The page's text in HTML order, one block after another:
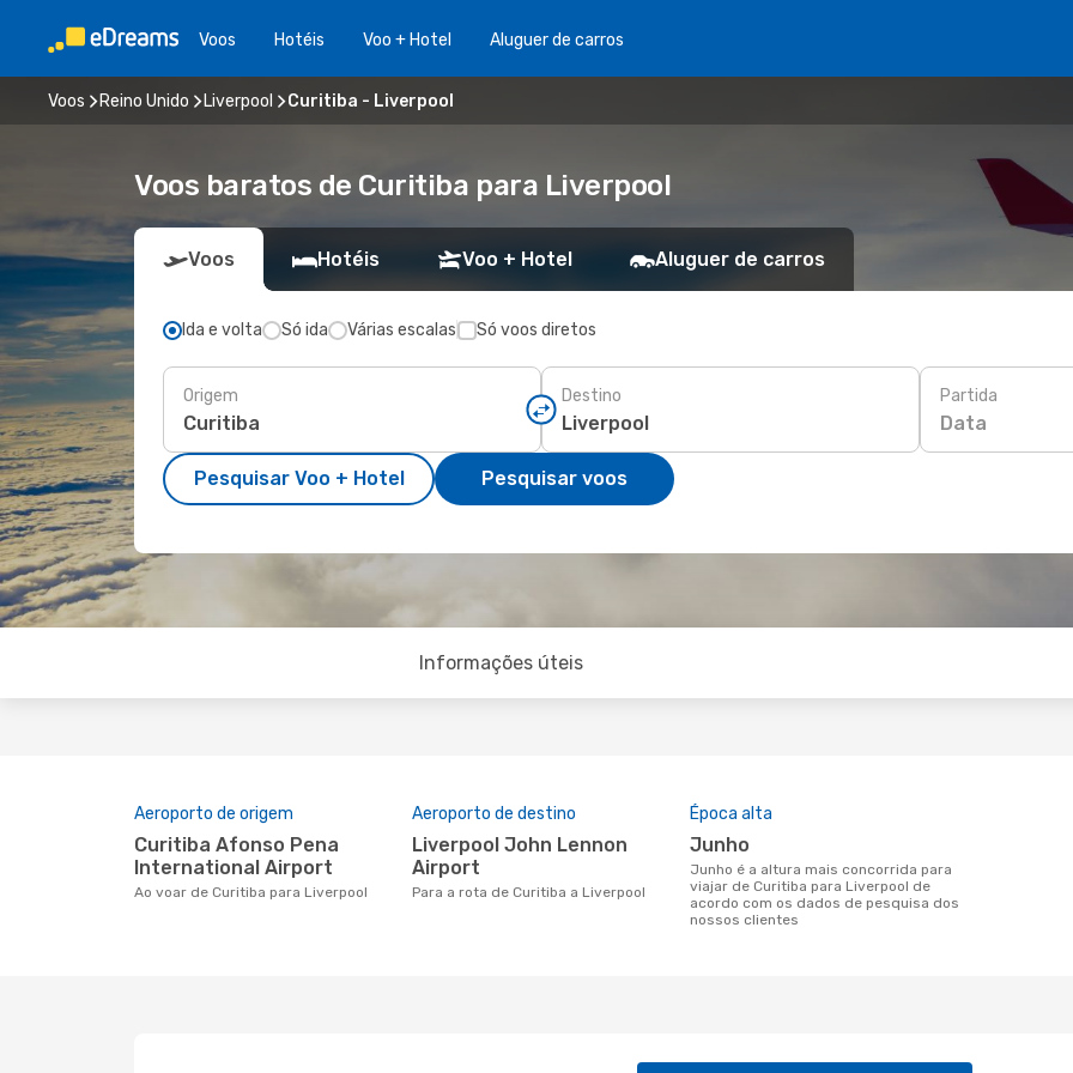
Voos Hotéis Voo + Hotel Aluguer de carros
Voos Reino Unido Liverpool Curitiba - Liverpool
Voos baratos de Curitiba para Liverpool
Voos Hotéis Voo + Hotel Aluguer de carros
Ida e volta Só ida Várias escalas Só voos diretos
Origem Destino Partida
Data
Pesquisar Voo + Hotel Pesquisar voos
Informações úteis
Aeroporto de origem
Curitiba Afonso Pena
International Airport
Ao voar de Curitiba para Liverpool
Aeroporto de destino
Liverpool John Lennon
Airport
Para a rota de Curitiba a Liverpool
Época alta
junho
junho é a altura mais concorrida para
viajar de Curitiba para Liverpool de
acordo com os dados de pesquisa dos
nossos clientes